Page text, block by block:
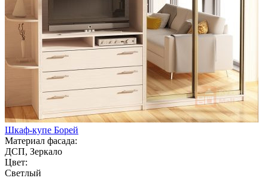
Шкаф-купе Борей
Материал фасада:
ДСП, Зеркало
Цвет:
Светлый